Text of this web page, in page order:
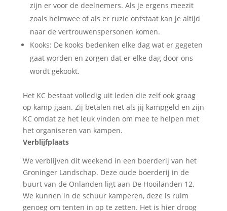
zijn er voor de deelnemers. Als je ergens meezit
zoals heimwee of als er ruzie ontstaat kan je altijd
naar de vertrouwenspersonen komen.
Kooks: De kooks bedenken elke dag wat er gegeten
gaat worden en zorgen dat er elke dag door ons
wordt gekookt.
Het KC bestaat volledig uit leden die zelf ook graag
op kamp gaan. Zij betalen net als jij kampgeld en zijn
KC omdat ze het leuk vinden om mee te helpen met
het organiseren van kampen.
Verblijfplaats
We verblijven dit weekend in een boerderij van het
Groninger Landschap. Deze oude boerderij in de
buurt van de Onlanden ligt aan De Hooilanden 12.
We kunnen in de schuur kamperen, deze is ruim
genoeg om tenten in op te zetten. Het is hier droog